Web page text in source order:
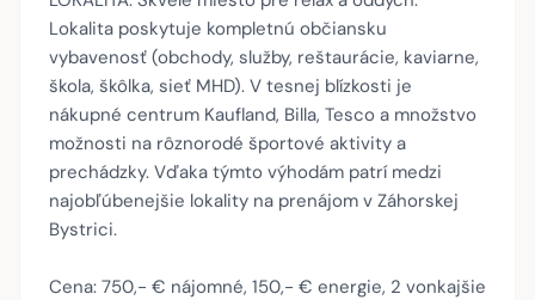
Lokalita poskytuje kompletnú občiansku
vybavenosť (obchody, služby, reštaurácie, kaviarne,
škola, škôlka, sieť MHD). V tesnej blízkosti je
nákupné centrum Kaufland, Billa, Tesco a množstvo
možnosti na rôznorodé športové aktivity a
prechádzky. Vďaka týmto výhodám patrí medzi
najobľúbenejšie lokality na prenájom v Záhorskej
Bystrici.
Cena: 750,- € nájomné, 150,- € energie, 2 vonkajšie